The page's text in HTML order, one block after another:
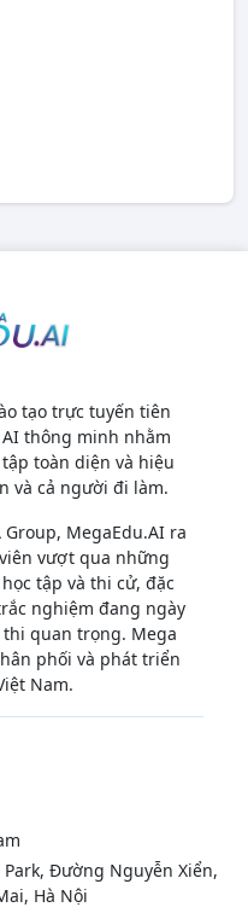
tạo trực tuyến tiên
thông minh nhằm
toàn diện và hiệu
và cả người đi làm.
MegaEdu.AI ra
vượt qua những
tập và thi cử, đặc
nghiệm đang ngày
quan trọng. Mega
phối và phát triển
Nam.
Park, Đường Nguyễn Xiển,
Hà Nội